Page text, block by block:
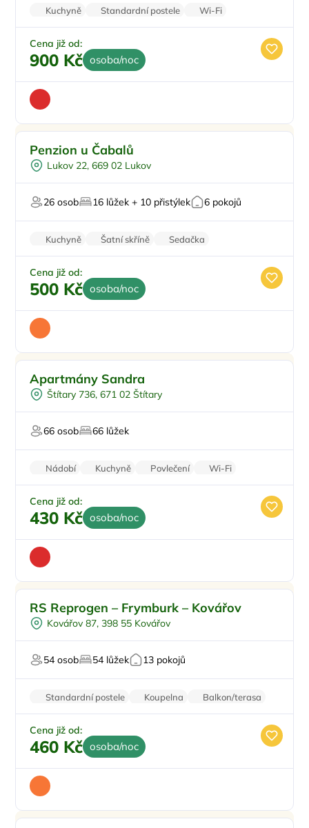
Kuchyně Standardní postele
Wi-Fi
Balkon/terasa
Klimatizace
Cena již od:
900 Kč osoba/noc
Pro rodiny s dětmi
Dětské hřiště
Pro turisty
V národním parku
Penzion u Čabalů
Lukov 22, 669 02 Lukov
26 osob 16 lůžek + 10 přistýlek 6 pokojů
Kuchyně Šatní skříně
Sedačka
Rodinné pokoje
Zvířata povolena
Cena již od:
500 Kč osoba/noc
Pro cyklisty
U vody
Apartmány Sandra
Štítary 736, 671 02 Štítary
66 osob 66 lůžek
Nádobí Kuchyně Povlečení
Wi-Fi
Bezbariérový vstup
Cena již od:
430 Kč osoba/noc
Pro čtyři
Pro skupiny
RS Reprogen – Frymburk – Kovářov
Kovářov 87, 398 55 Kovářov
54 osob 54 lůžek 13 pokojů
Standardní postele Koupelna
Balkon/terasa
Pračka
Parkování zdarma
Cena již od:
460 Kč osoba/noc